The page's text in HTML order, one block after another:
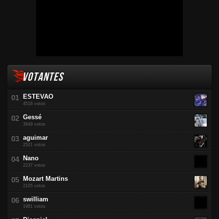
VOTANTES
ESTEVAO
4516 votos
Gessé
3649 votos
aguimar
2521 votos
Nano
2237 votos
Mozart Martins
2105 votos
swilliam
1981 votos